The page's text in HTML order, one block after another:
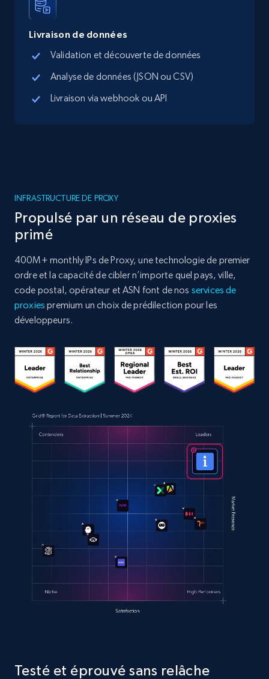
Livraison de données
Validation et découverte de données
Analyse de données (JSON ou CSV)
Livraison via webhook ou API
INFRASTRUCTURE DE PROXY
Propulsé par un réseau de proxies
primé
400M+ monthly IPs de Proxy, une technologie de premier
ordre et la capacité de cibler n’importe quel pays, ville,
code postal, opérateur et ASN font de nos services de
proxies premium un choix de prédilection pour les
développeurs.
Testé et éprouvé sans relâche